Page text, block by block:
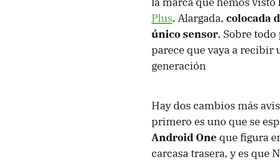
Plus. Alargada, colocada
único sensor. Sobre todo
parece que vaya a recibir
generación
Hay dos cambios más
primero es uno que se
Android One que figura
carcasa trasera, y es que